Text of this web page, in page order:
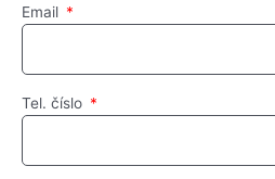
Email
Tel. číslo